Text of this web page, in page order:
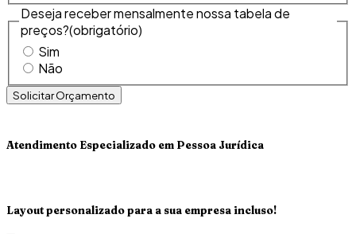
Deseja receber mensalmente nossa tabela de
preços?(obrigatório)
Sim
Não
Atendimento Especializado em Pessoa Jurídica
Layout personalizado para a sua empresa incluso!